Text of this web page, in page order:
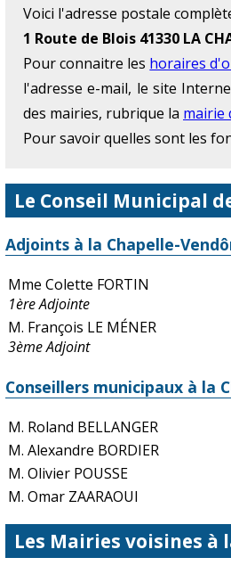
Voici l'adresse postale
1 Route de Blois 41330 LA
Pour connaitre les horaires
l'adresse e-mail, le site
des mairies, rubrique la mairie
Pour savoir quelles sont les
Le Conseil Municipal
Adjoints à la Chapelle-
Mme Colette FORTIN
1ère Adjointe
M. François LE MÉNER
3ème Adjoint
Conseillers municipaux à la
M. Roland BELLANGER
M. Alexandre BORDIER
M. Olivier POUSSE
M. Omar ZAARAOUI
Les Mairies voisines à